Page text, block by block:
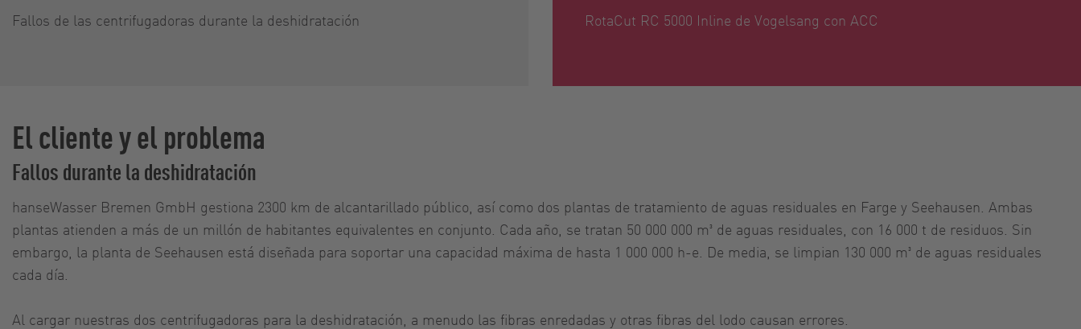
Fallos de las centrifugadoras durante la deshidratación RotaCut RC 5000 Inline de Vogelsang con ACC
El cliente y el problema
Fallos durante la deshidratación
hanseWasser Bremen GmbH gestiona 2300 km de alcantarillado público, así como dos plantas de tratamiento de aguas residuales en Farge y Seehausen. Ambas
plantas atienden a más de un millón de habitantes equivalentes en conjunto. Cada año, se tratan 50 000 000 m³ de aguas residuales, con 16 000 t de residuos. Sin
embargo, la planta de Seehausen está diseñada para soportar una capacidad máxima de hasta 1 000 000 h-e. De media, se limpian 130 000 m³ de aguas residuales
cada día.
Al cargar nuestras dos centrifugadoras para la deshidratación, a menudo las fibras enredadas y otras fibras del lodo causan errores.